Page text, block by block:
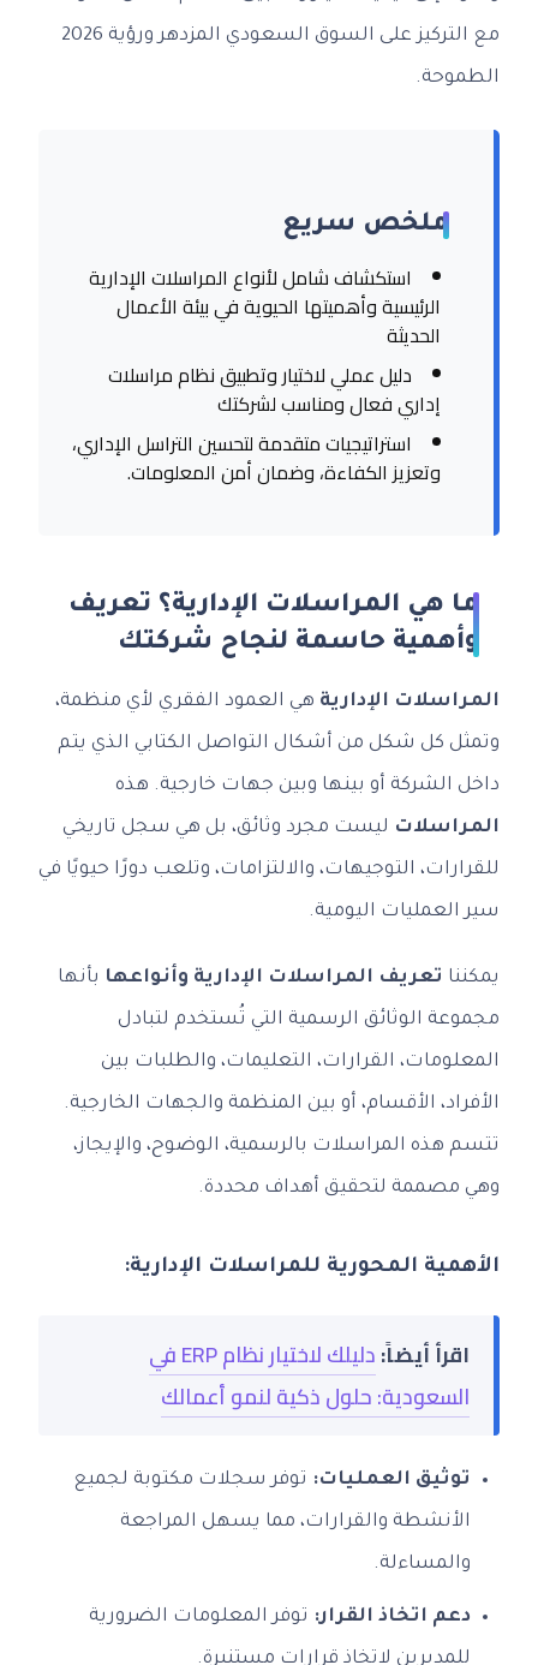
مع التركيز على السوق السعودي المزدهر ورؤية 2026
الطموحة.
ملخص سريع
استكشاف شامل لأنواع المراسلات الإدارية
الرئيسية وأهميتها الحيوية في بيئة الأعمال
الحديثة
دليل عملي لاختيار وتطبيق نظام مراسلات
إداري فعال ومناسب لشركتك
استراتيجيات متقدمة لتحسين التراسل الإداري،
وتعزيز الكفاءة، وضمان أمن المعلومات.
ما هي المراسلات الإدارية؟ تعريف
وأهمية حاسمة لنجاح شركتك
المراسلات الإدارية هي العمود الفقري لأي منظمة،
وتمثل كل شكل من أشكال التواصل الكتابي الذي يتم
داخل الشركة أو بينها وبين جهات خارجية. هذه
المراسلات ليست مجرد وثائق، بل هي سجل تاريخي
للقرارات، التوجيهات، والالتزامات، وتلعب دورًا حيويًا في
سير العمليات اليومية.
يمكننا تعريف المراسلات الإدارية وأنواعها بأنها
مجموعة الوثائق الرسمية التي تُستخدم لتبادل
المعلومات، القرارات، التعليمات، والطلبات بين
الأفراد، الأقسام، أو بين المنظمة والجهات الخارجية.
تتسم هذه المراسلات بالرسمية، الوضوح، والإيجاز،
وهي مصممة لتحقيق أهداف محددة.
الأهمية المحورية للمراسلات الإدارية:
اقرأ أيضاً:
دليلك لاختيار نظام ERP في
السعودية: حلول ذكية لنمو أعمالك
توثيق العمليات: توفر سجلات مكتوبة لجميع
الأنشطة والقرارات، مما يسهل المراجعة
والمساءلة.
دعم اتخاذ القرار: توفر المعلومات الضرورية
للمديرين لاتخاذ قرارات مستنيرة.